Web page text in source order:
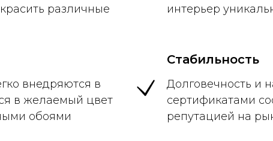
различные
интерьер
внедряются в
в желаемый цвет
обоями
Стабильность
Долговечность и
сертификатами
репутацией на